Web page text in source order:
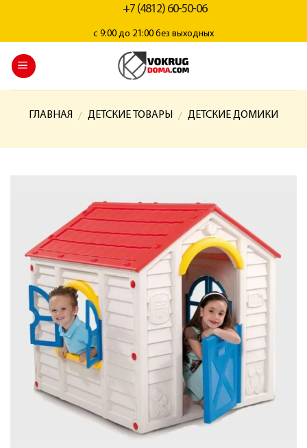
+7 (4812) 60-50-06
с 9:00 до 21:00 без выходных
ГЛАВНАЯ / ДЕТСКИЕ ТОВАРЫ / ДЕТСКИЕ ДОМИКИ